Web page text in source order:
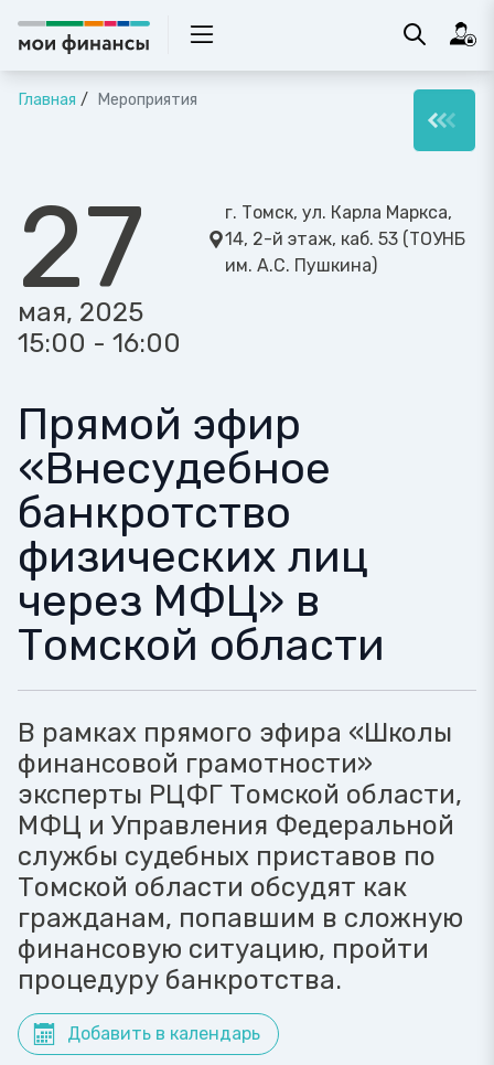
Главная Мероприятия
27
мая, 2025
15:00 - 16:00
г. Томск, ул. Карла Маркса,
14, 2-й этаж, каб. 53 (ТОУНБ
им. А.С. Пушкина)
Прямой эфир
«Внесудебное
банкротство
физических лиц
через МФЦ» в
Томской области
В рамках прямого эфира «Школы
финансовой грамотности»
эксперты РЦФГ Томской области,
МФЦ и Управления Федеральной
службы судебных приставов по
Томской области обсудят как
гражданам, попавшим в сложную
финансовую ситуацию, пройти
процедуру банкротства.
Добавить в календарь